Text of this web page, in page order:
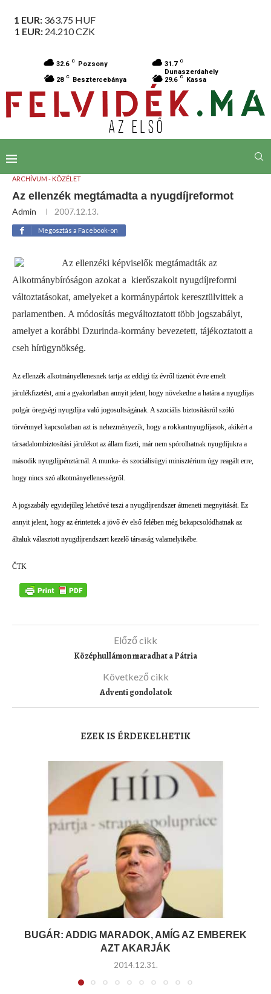
1 EUR: 363.75 HUF
1 EUR: 24.210CZK
32.6 C Pozsony 31.7 C
Dunaszerdahely
28 C Besztercebánya 29.6 C Kassa
ARCHÍVUM - KÖZÉLET
Az ellenzék megtámadta a nyugdíjreformot
Admin 2007.12.13.
Megosztás a Facebook-on
Az ellenzéki képviselők megtámadták az
Alkotmánybíróságon azokat a kierőszakolt nyugdíjreformi
változtatásokat, amelyeket a kormánypártok keresztülvittek a
parlamentben. A módosítás megváltoztatott több jogszabályt,
amelyet a korábbi Dzurinda-kormány bevezetett, tájékoztatott a
cseh hírügynökség.
Az ellenzék alkotmányellenesnek tartja az eddigi tíz évről tizenöt évre emelt
járulékfizetést, ami a gyakorlatban annyit jelent, hogy növekedne a határa a nyugdíjas
polgár öregségi nyugdíjra való jogosultságának. A szociális biztosításról szóló
törvénnyel kapcsolatban azt is nehezményezik, hogy a rokkantnyugdíjasok, akikért a
társadalombiztosítási járulékot az állam fizeti, már nem spórolhatnak nyugdíjukra a
második nyugdíjpénztárnál. A munka- és szociálisügyi minisztérium úgy reagált erre,
hogy nincs szó alkotmányellenességről.
A jogszabály egyidejűleg lehetővé teszi a nyugdíjrendszer átmeneti megnyitását. Ez
annyit jelent, hogy az érintettek a jövő év első felében még bekapcsolódhatnak az
általuk választott nyugdíjrendszert kezelő társaság valamelyikébe.
ČTK
Előző cikk
Középhullámon maradhat a Pátria
Következő cikk
Adventi gondolatok
EZEK IS ÉRDEKELHETIK
BUGÁR: ADDIG MARADOK, AMÍG AZ EMBEREK
AZT AKARJÁK
2014.12.31.